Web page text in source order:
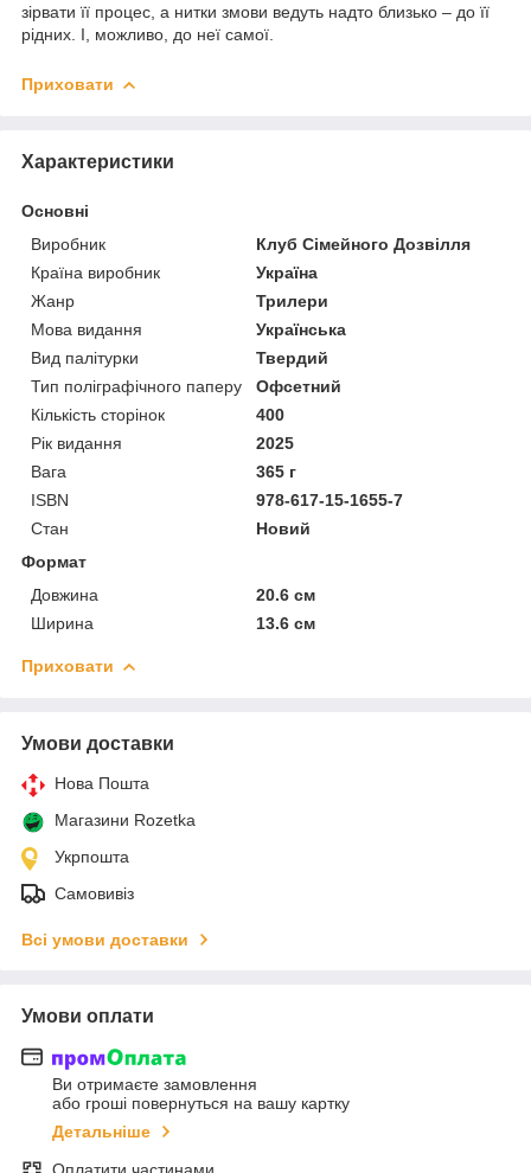
зірвати її процес, а нитки змови ведуть надто близько – до її
рідних. І, можливо, до неї самої.
Приховати
Характеристики
Основні
Виробник
Клуб Сімейного Дозвілля
Країна виробник
Україна
Жанр
Трилери
Мова видання
Українська
Вид палітурки
Твердий
Тип поліграфічного паперу
Офсетний
Кількість сторінок
400
Рік видання
2025
Вага
365 г
ISBN
978-617-15-1655-7
Стан
Новий
Формат
Довжина
20.6 см
Ширина
13.6 см
Приховати
Умови доставки
Нова Пошта
Магазини Rozetka
Укрпошта
Самовивіз
Всі умови доставки
Умови оплати
Ви отримаєте замовлення
або гроші повернуться на вашу картку
Детальніше